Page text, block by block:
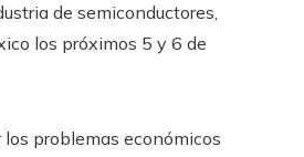
de semiconductores,
los próximos 5 y 6 de
problemas económicos